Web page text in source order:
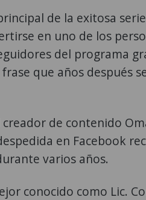
de la exitosa
en uno de los
del programa
que años después
de contenido
en Facebook
varios años.
conocido como Lic.